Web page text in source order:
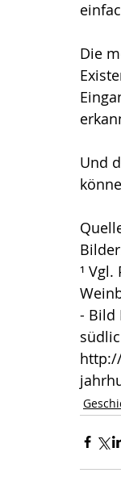
Die
Und
¹
- Bild